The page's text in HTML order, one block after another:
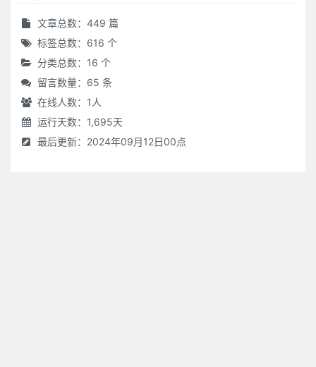
文章总数：449 篇
标签总数：616 个
分类总数：16 个
留言数量：65 条
在线人数： 1 人
运行天数：1,695天
最后更新：2024年09月12日00点